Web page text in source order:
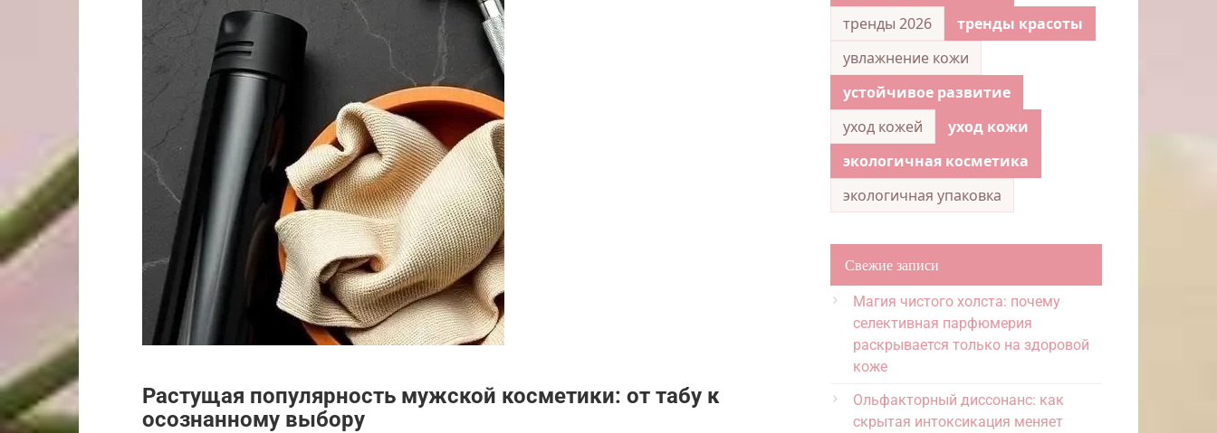
Растущая популярность мужской косметики: от табу к
осознанному выбору
тренды 2026
тренды красоты
увлажнение кожи
устойчивое развитие
уход кожей
уход кожи
экологичная косметика
экологичная упаковка
Свежие записи
Магия чистого холста: почему
селективная парфюмерия
раскрывается только на здоровой
коже
Ольфакторный диссонанс: как
скрытая интоксикация меняет